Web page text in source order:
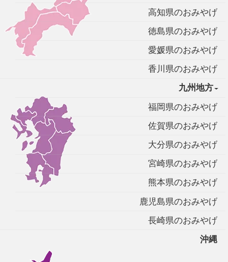
高知県のおみやげ
徳島県のおみやげ
愛媛県のおみやげ
香川県のおみやげ
九州地方
福岡県のおみやげ
佐賀県のおみやげ
大分県のおみやげ
宮崎県のおみやげ
熊本県のおみやげ
鹿児島県のおみやげ
長崎県のおみやげ
沖縄